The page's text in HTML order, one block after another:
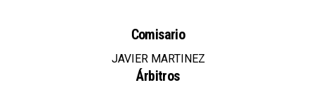
Comisario
JAVIER MARTINEZ
Árbitros